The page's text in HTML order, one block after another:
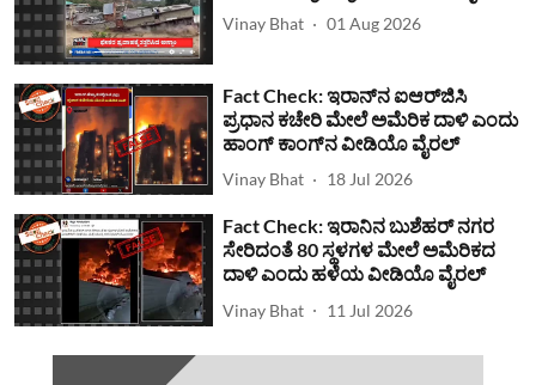
Vinay Bhat 01 Aug 2026
Fact Check: ಇರಾನ್‌ನ ಐಆರ್‌ಜಿಸಿ
ಪ್ರಧಾನ ಕಚೇರಿ ಮೇಲೆ ಅಮೆರಿಕ ದಾಳಿ ಎಂದು
ಹಾಂಗ್ ಕಾಂಗ್​ನ ವೀಡಿಯೊ ವೈರಲ್
Vinay Bhat 18 Jul 2026
Fact Check: ಇರಾನಿನ ಬುಶೆಹರ್ ನಗರ
ಸೇರಿದಂತೆ 80 ಸ್ಥಳಗಳ ಮೇಲೆ ಅಮೆರಿಕದ
ದಾಳಿ ಎಂದು ಹಳೆಯ ವೀಡಿಯೊ ವೈರಲ್
Vinay Bhat 11 Jul 2026